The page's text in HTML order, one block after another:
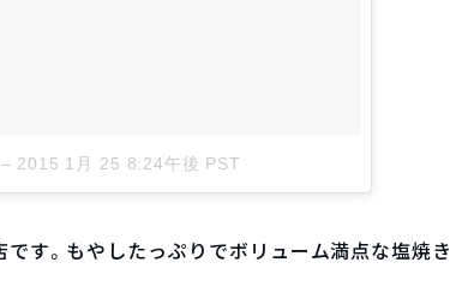
– 2015 1月 25 8:24午後 PST
す。もやしたっぷりでボリューム満点な塩焼き